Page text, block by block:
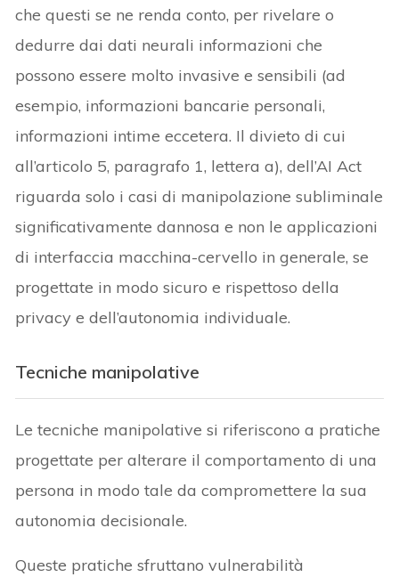
che questi se ne renda conto, per rivelare o
dedurre dai dati neurali informazioni che
possono essere molto invasive e sensibili (ad
esempio, informazioni bancarie personali,
informazioni intime eccetera. Il divieto di cui
all’articolo 5, paragrafo 1, lettera a), dell’AI Act
riguarda solo i casi di manipolazione subliminale
significativamente dannosa e non le applicazioni
di interfaccia macchina-cervello in generale, se
progettate in modo sicuro e rispettoso della
privacy e dell’autonomia individuale.
Tecniche manipolative
Le tecniche manipolative si riferiscono a pratiche
progettate per alterare il comportamento di una
persona in modo tale da compromettere la sua
autonomia decisionale.
Queste pratiche sfruttano vulnerabilità